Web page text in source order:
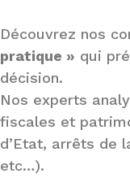
Découvrez nos
pratique » qui
décision.
Nos experts
fiscales et
d’Etat, arrêts de
etc…).